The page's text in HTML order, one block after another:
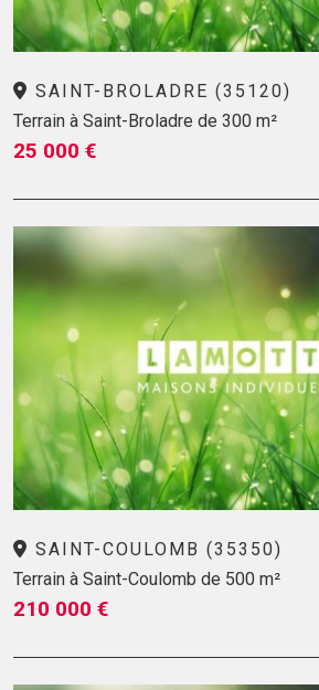
SAINT-BROLADRE (35120)
Terrain à Saint-Broladre de 300 m²
25 000 €
SAINT-COULOMB (35350)
Terrain à Saint-Coulomb de 500 m²
210 000 €